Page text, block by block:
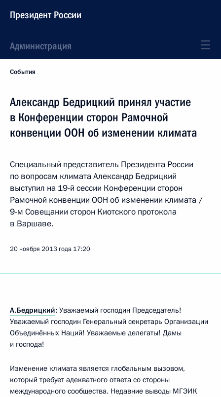
Президент России
Администрация
События
Александр Бедрицкий принял участие
в Конференции сторон Рамочной
конвенции ООН об изменении климата
Специальный представитель Президента России
по вопросам климата Александр Бедрицкий
выступил на 19-й сессии Конференции сторон
Рамочной конвенции ООН об изменении климата /
9-м Совещании сторон Киотского протокола
в Варшаве.
20 ноября 2013 года 17:20
А.Бедрицкий: Уважаемый господин Председатель!
Уважаемый господин Генеральный секретарь Организации
Объединённых Наций! Уважаемые делегаты! Дамы
и господа!
Изменение климата является глобальным вызовом,
который требует адекватного ответа со стороны
международного сообщества. Недавние выводы МГЭИК